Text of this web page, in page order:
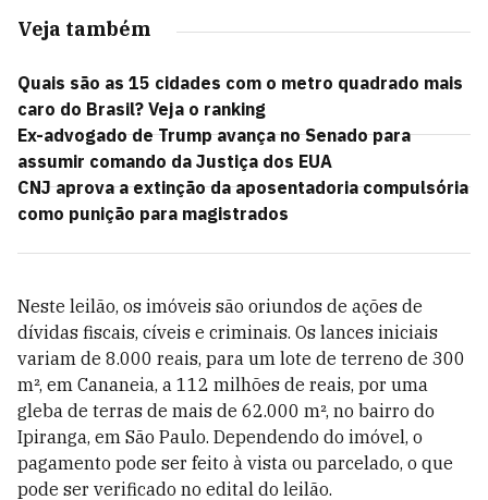
Veja também
Quais são as 15 cidades com o metro quadrado mais
caro do Brasil? Veja o ranking
Ex-advogado de Trump avança no Senado para
assumir comando da Justiça dos EUA
CNJ aprova a extinção da aposentadoria compulsória
como punição para magistrados
Neste leilão, os imóveis são oriundos de ações de
dívidas fiscais, cíveis e criminais. Os lances iniciais
variam de 8.000 reais, para um lote de terreno de 300
m², em Cananeia, a 112 milhões de reais, por uma
gleba de terras de mais de 62.000 m², no bairro do
Ipiranga, em São Paulo. Dependendo do imóvel, o
pagamento pode ser feito à vista ou parcelado, o que
pode ser verificado no edital do leilão.